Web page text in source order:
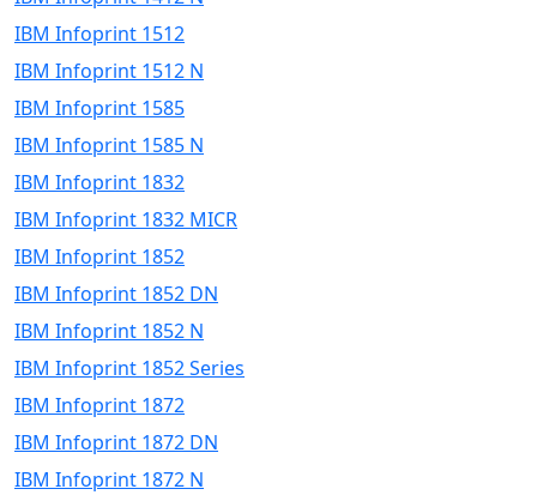
IBM Infoprint 1512
IBM Infoprint 1512 N
IBM Infoprint 1585
IBM Infoprint 1585 N
IBM Infoprint 1832
IBM Infoprint 1832 MICR
IBM Infoprint 1852
IBM Infoprint 1852 DN
IBM Infoprint 1852 N
IBM Infoprint 1852 Series
IBM Infoprint 1872
IBM Infoprint 1872 DN
IBM Infoprint 1872 N